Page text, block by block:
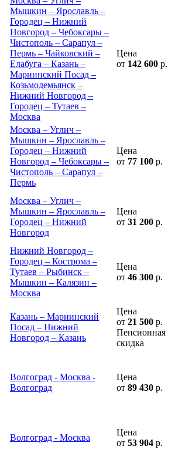
Мышкин – Ярославль –
Городец – Нижний
Новгород – Чебоксары –
Чистополь – Сарапул –
Пермь – Чайковский –
Елабуга – Казань –
Мариинский Посад –
Козьмодемьянск –
Нижний Новгород –
Городец – Тутаев –
Москва
Цена
от 142 600 р.
Москва – Углич –
Мышкин – Ярославль –
Городец – Нижний
Новгород – Чебоксары –
Чистополь – Сарапул –
Пермь
Цена
от 77 100 р.
Москва – Углич –
Мышкин – Ярославль –
Городец – Нижний
Новгород
Цена
от 31 200 р.
Нижний Новгород –
Городец – Кострома –
Тутаев – Рыбинск –
Мышкин – Калязин –
Москва
Цена
от 46 300 р.
Казань – Мариинский
Посад – Нижний
Новгород – Казань
Цена
от 21 500 р.
Пенсионная
скидка
Волгоград - Москва -
Волгоград
Цена
от 89 430 р.
Волгоград - Москва
Цена
от 53 904 р.